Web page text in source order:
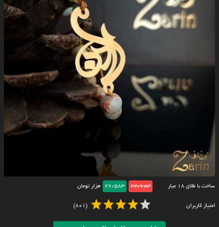
ساخت با طلای ۱۸ عیار 22/683
22/583 هزار تومان
امتیاز کاربران (801)